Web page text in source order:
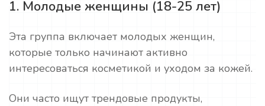
1. Молодые женщины (18-25 лет)
Эта группа включает молодых женщин,
которые только начинают активно
интересоваться косметикой и уходом за кожей.
Они часто ищут трендовые продукты,